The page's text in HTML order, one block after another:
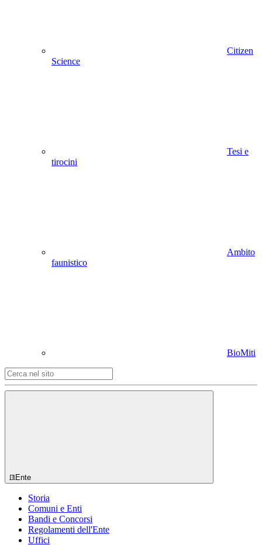
Citizen
Science
Tesi e
tirocini
Ambito
faunistico
BioMiti
Ente
Storia
Comuni e Enti
Bandi e Concorsi
Regolamenti dell'Ente
Uffici